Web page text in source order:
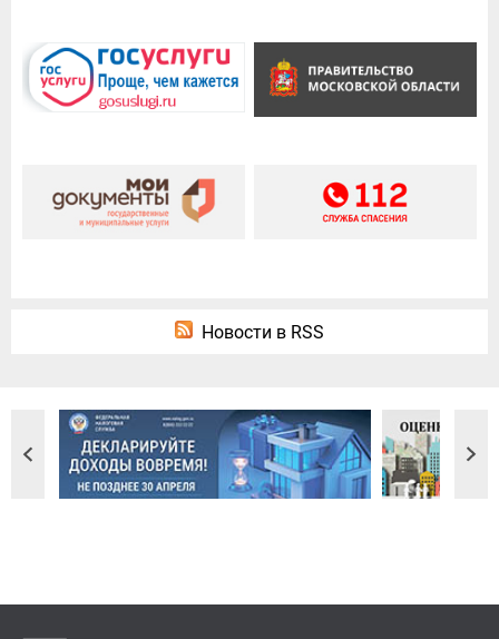
Новости в RSS